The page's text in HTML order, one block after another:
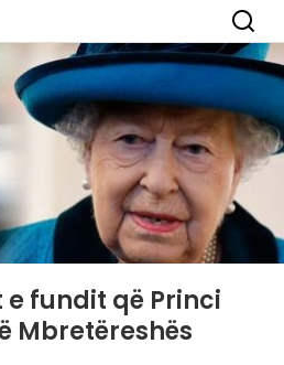
fundit që Princi
Mbretëreshës